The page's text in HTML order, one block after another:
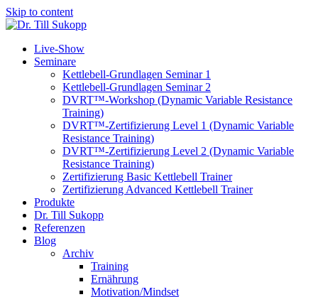
Skip to content
Live-Show
Seminare
Kettlebell-Grundlagen Seminar 1
Kettlebell-Grundlagen Seminar 2
DVRT™-Workshop (Dynamic Variable Resistance
Training)
DVRT™-Zertifizierung Level 1 (Dynamic Variable
Resistance Training)
DVRT™-Zertifizierung Level 2 (Dynamic Variable
Resistance Training)
Zertifizierung Basic Kettlebell Trainer
Zertifizierung Advanced Kettlebell Trainer
Produkte
Dr. Till Sukopp
Referenzen
Blog
Archiv
Training
Ernährung
Motivation/Mindset